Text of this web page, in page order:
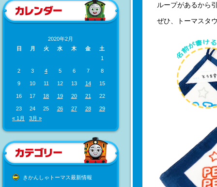
2020年2月
日
月 火 水 木 金
土
1
2 3 4 5 6 7 8
9 10 11 12 13 14 15
16 17 18 19 20 21 22
23 24 25 26 27 28
29
« 1月
3月 »
きかんしゃトーマス最新情報
ループがあるから
ぜひ、トーマスタ